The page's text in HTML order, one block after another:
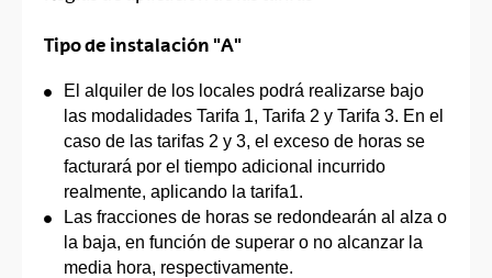
Tipo de instalación "A"
El alquiler de los locales podrá realizarse bajo
las modalidades Tarifa 1, Tarifa 2 y Tarifa 3. En el
caso de las tarifas 2 y 3, el exceso de horas se
facturará por el tiempo adicional incurrido
realmente, aplicando la tarifa1.
Las fracciones de horas se redondearán al alza o
la baja, en función de superar o no alcanzar la
media hora, respectivamente.